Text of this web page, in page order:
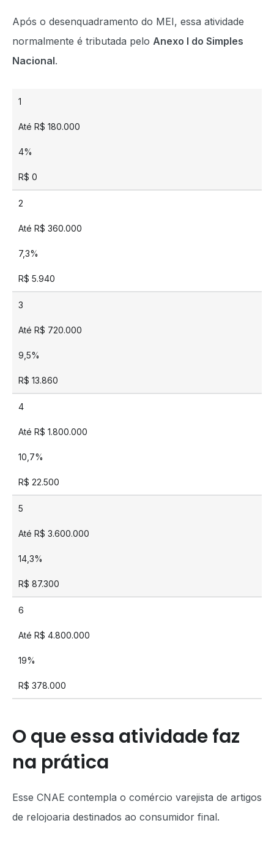
Após o desenquadramento do MEI, essa atividade
normalmente é tributada pelo Anexo I do Simples
Nacional.
1
Até R$ 180.000
4%
R$ 0
2
Até R$ 360.000
7,3%
R$ 5.940
3
Até R$ 720.000
9,5%
R$ 13.860
4
Até R$ 1.800.000
10,7%
R$ 22.500
5
Até R$ 3.600.000
14,3%
R$ 87.300
6
Até R$ 4.800.000
19%
R$ 378.000
O que essa atividade faz
na prática
Esse CNAE contempla o comércio varejista de artigos
de relojoaria destinados ao consumidor final.